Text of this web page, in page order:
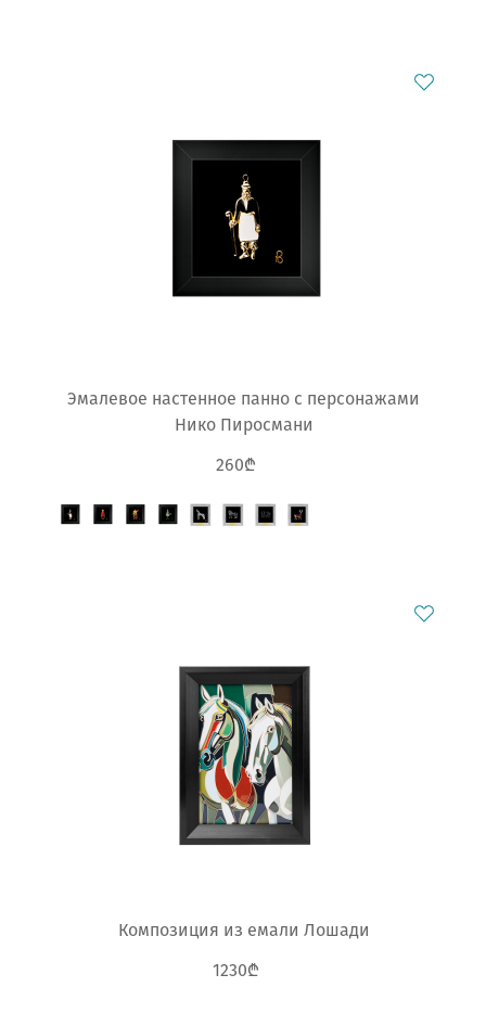
Эмалевое настенное панно с персонажами
Нико Пиросмани
260₾
Композиция из емали Лошади
1230₾